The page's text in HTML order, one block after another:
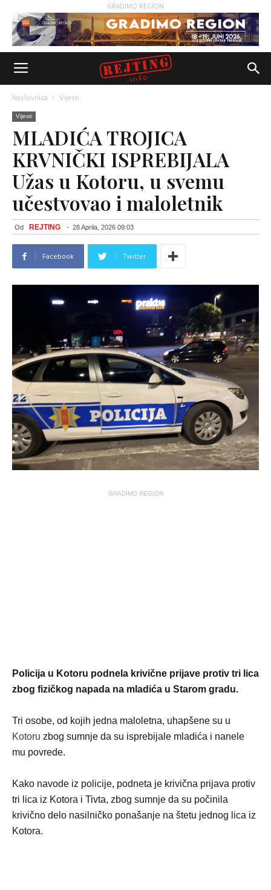
GRADIMO REGION
Naslovnica Vijesti
Vijesti
MLADIĆA TROJICA
KRVNIČKI ISPREBIJALA
Užas u Kotoru, u svemu
učestvovao i maloletnik
Od REJTING - 28 Aprila, 2026 09:03
Facebook Twitter
GRADIMO REGION
Policija u Kotoru podnela krivične prijave protiv tri lica
zbog fizičkog napada na mladića u Starom gradu.
Tri osobe, od kojih jedna maloletna, uhapšene su u
Kotoru zbog sumnje da su isprebijale mladića i nanele
mu povrede.
Kako navode iz policije, podneta je krivična prijava protiv
tri lica iz Kotora i Tivta, zbog sumnje da su počinila
krivično delo nasilničko ponašanje na štetu jednog lica iz
Kotora.